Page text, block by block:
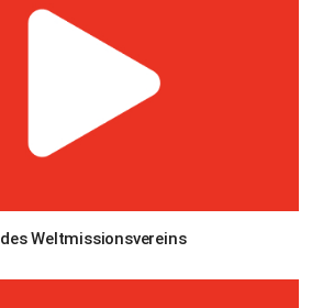
Weltmissionsvereins